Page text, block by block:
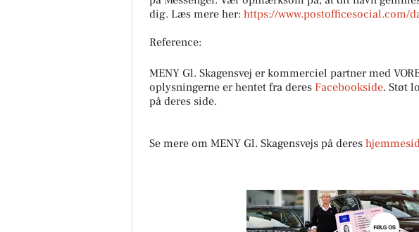
dig. Læs mere her: https://www.postofficesocial.com/
Reference:
MENY Gl. Skagensvej er kommerciel partner med
oplysningerne er hentet fra deres Facebookside. Støt
på deres side.
Se mere om MENY Gl. Skagensvejs på deres